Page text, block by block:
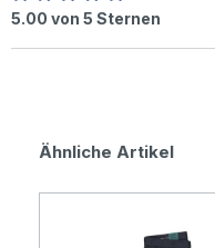
Durchschnittliche
5.00 von 5 Sternen
Produktgalerie
Ähnliche Artikel